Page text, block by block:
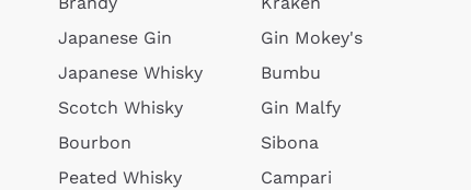
Japanese Gin
Japanese Whisky
Scotch Whisky
Bourbon
Peated Whisky
Gin Mokey's
Bumbu
Gin Malfy
Sibona
Campari